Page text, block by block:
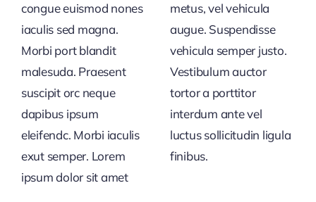
congue euismod nones
iaculis sed magna.
Morbi port blandit
malesuda. Praesent
suscipit orc neque
dapibus ipsum
eleifendc. Morbi iaculis
exut semper. Lorem
ipsum dolor sit amet
metus, vel vehicula
augue. Suspendisse
vehicula semper justo.
Vestibulum auctor
tortor a porttitor
interdum ante vel
luctus sollicitudin ligula
finibus.